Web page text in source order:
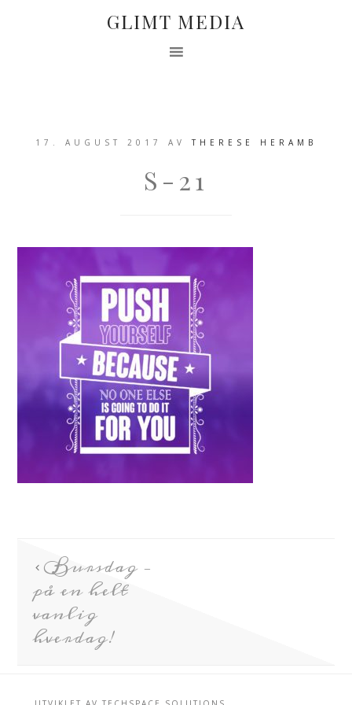
GLIMT MEDIA
17. AUGUST 2017 AVTHERESE HERAMB
S-21
Bursdag –
på en helt
vanlig
hverdag!